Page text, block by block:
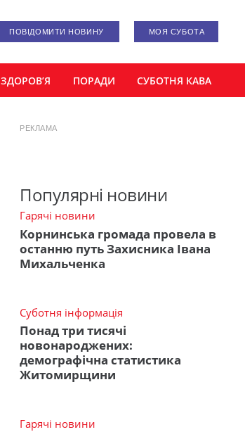
ПОВІДОМИТИ НОВИНУ МОЯ СУБОТА
ЗДОРОВ’Я ПОРАДИ СУБОТНЯ КАВА
РЕКЛАМА
Популярні новини
Гарячі новини
Корнинська громада провела в
останню путь Захисника Івана
Михальченка
Суботня інформація
Понад три тисячі
новонароджених:
демографічна статистика
Житомирщини
Гарячі новини